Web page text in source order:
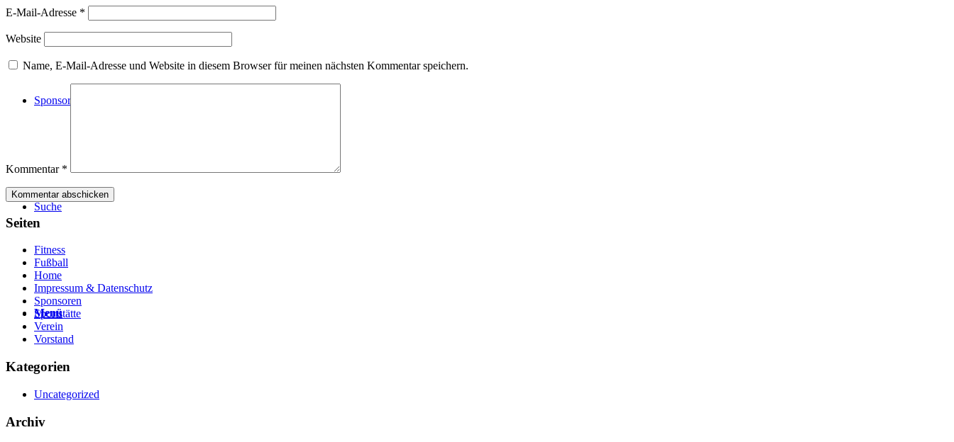
Sponsoren
Suche
Menü
E-Mail-Adresse *
Website
Name, E-Mail-Adresse und Website in diesem Browser für meinen nächsten Kommentar speichern.
Kommentar *
Seiten
Fitness
Fußball
Home
Impressum & Datenschutz
Sponsoren
Sportstätte
Verein
Vorstand
Kategorien
Uncategorized
Archiv